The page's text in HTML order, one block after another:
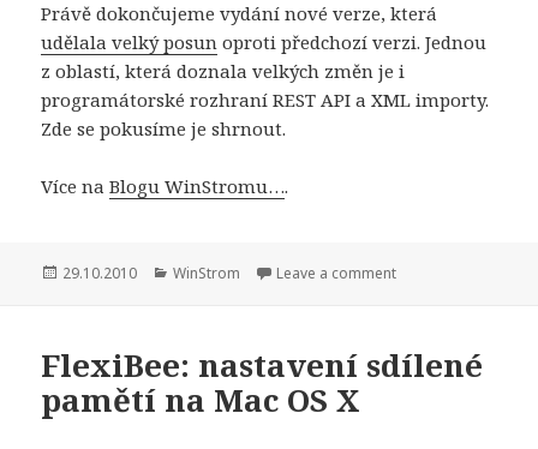
Právě dokončujeme vydání nové verze, která
udělala velký posun oproti předchozí verzi. Jednou
z oblastí, která doznala velkých změn je i
programátorské rozhraní REST API a XML importy.
Zde se pokusíme je shrnout.
Více naBlogu WinStromu….
Publikováno:
29.10.2010 Rubriky:
WinStrom Leave a comment
FlexiBee: nastavení sdílené
pamětí na Mac OS X